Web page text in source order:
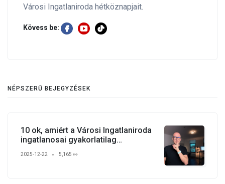
Városi Ingatlaniroda hétköznapjait.
Kövess be:
NÉPSZERŰ BEJEGYZÉSEK
10 ok, amiért a Városi Ingatlaniroda
ingatlanosai gyakorlatilag
2025-12-22 5,165 👀